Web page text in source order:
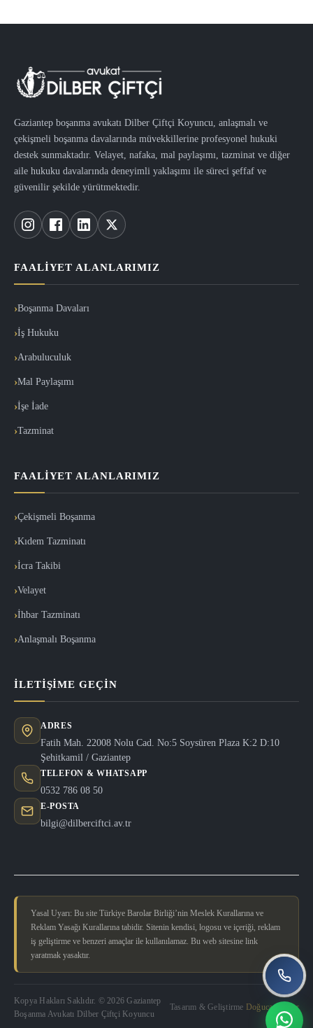
Gaziantep boşanma avukatı Dilber Çiftçi Koyuncu, anlaşmalı ve
çekişmeli boşanma davalarında müvekkillerine profesyonel hukuki
destek sunmaktadır. Velayet, nafaka, mal paylaşımı, tazminat ve diğer
aile hukuku davalarında deneyimli yaklaşımı ile süreci şeffaf ve
güvenilir şekilde yürütmektedir.
FAALIYET ALANLARIMIZ
Boşanma Davaları
İş Hukuku
Arabuluculuk
Mal Paylaşımı
İşe İade
Tazminat
FAALIYET ALANLARIMIZ
Çekişmeli Boşanma
Kıdem Tazminatı
İcra Takibi
Velayet
İhbar Tazminatı
Anlaşmalı Boşanma
İLETIŞIME GEÇIN
ADRES
Fatih Mah. 22008 Nolu Cad. No:5 Soysüren Plaza K:2 D:10
Şehitkamil / Gaziantep
TELEFON & WHATSAPP
0532 786 08 50
E-POSTA
bilgi@dilberciftci.av.tr
Yasal Uyarı: Bu site Türkiye Barolar Birliği’nin Meslek Kurallarına ve
Reklam Yasağı Kurallarına tabidir. Sitenin kendisi, logosu ve içeriği, reklam
iş geliştirme ve benzeri amaçlar ile kullanılamaz. Bu web sitesine link
yaratmak yasaktır.
Kopya Hakları Saklıdır. © 2026 Gaziantep
Boşanma Avukatı Dilber Çiftçi Koyuncu
Tasarım & Geliştirme Doğucan Güler